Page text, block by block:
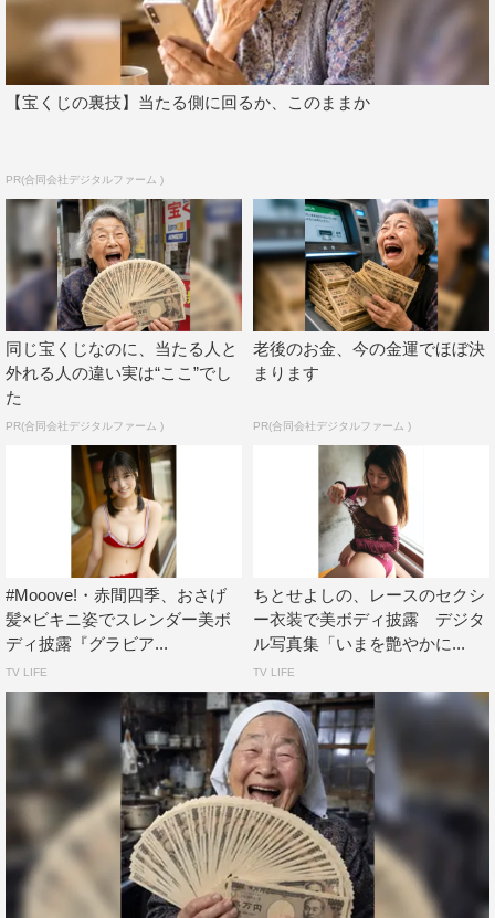
【宝くじの裏技】当たる側に回るか、このままか
PR(合同会社デジタルファーム )
同じ宝くじなのに、当たる人と
外れる人の違い実は“ここ”でし
た
PR(合同会社デジタルファーム )
老後のお金、今の金運でほぼ決
まります
PR(合同会社デジタルファーム )
#Mooove!・赤間四季、おさげ
髪×ビキニ姿でスレンダー美ボ
ディ披露『グラビア...
TV LIFE
ちとせよしの、レースのセクシ
ー衣装で美ボディ披露 デジタ
ル写真集「いまを艶やかに...
TV LIFE